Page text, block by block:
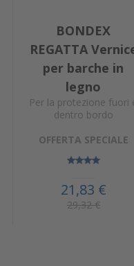
BONDEX
REGATTA
per barche in
legno
Per la protezione fuori
dentro bordo
OFFERTA SPECIALE
21,83 €
29,32 €